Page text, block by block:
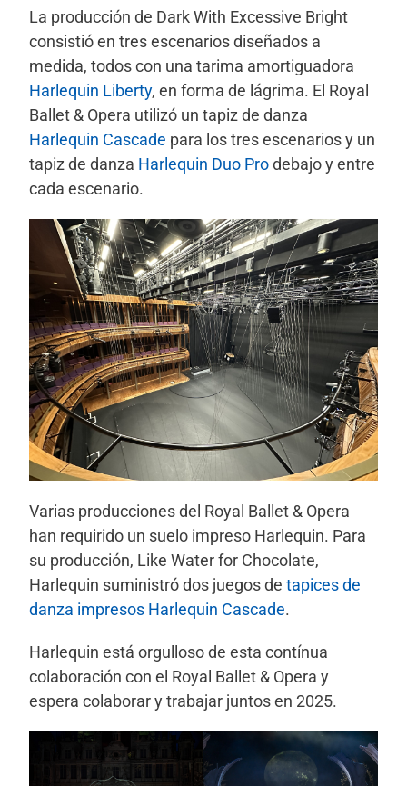
La producción de Dark With Excessive Bright
consistió en tres escenarios diseñados a
medida, todos con una tarima amortiguadora
Harlequin Liberty, en forma de lágrima. El Royal
Ballet & Opera utilizó un tapiz de danza
Harlequin Cascade para los tres escenarios y un
tapiz de danza Harlequin Duo Prodebajo y entre
cada escenario.
Varias producciones del Royal Ballet & Opera
han requirido un suelo impreso Harlequin. Para
su producción, Like Water for Chocolate,
Harlequin suministró dos juegos de tapices de
danza impresos Harlequin Cascade.
Harlequin está orgulloso de esta contínua
colaboración con el Royal Ballet & Opera y
espera colaborar y trabajar juntos en 2025.